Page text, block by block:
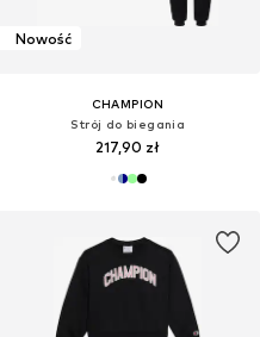
Nowość
CHAMPION
Strój do biegania
217,90 zł